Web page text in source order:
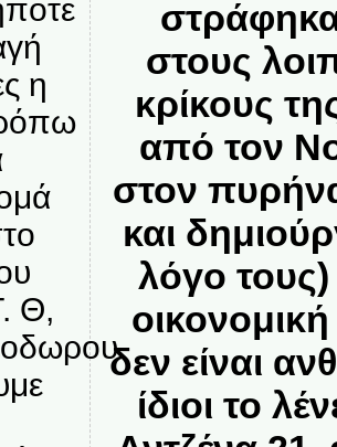
η
Θ,
στους
κρίκους
από τον
στον
και
λόγο
δεν είναι
ίδιοι το